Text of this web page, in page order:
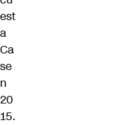
est
a
Ca
se
n
20
15.